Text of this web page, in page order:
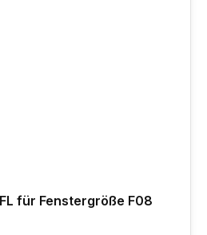
für Fenstergröße F08